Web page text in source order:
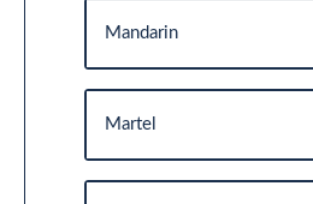
Mandarin
Martel